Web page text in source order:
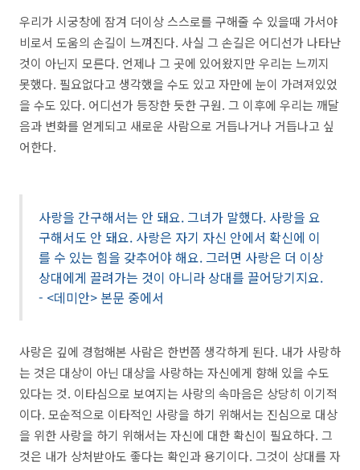
우리가 시궁창에 잠겨 더이상 스스로를 구해줄 수 있을때 가서야
비로서 도움의 손길이 느껴진다. 사실 그 손길은 어디선가 나타난
것이 아닌지 모른다. 언제나 그 곳에 있어왔지만 우리는 느끼지
못했다. 필요없다고 생각했을 수도 있고 자만에 눈이 가려져있었
을 수도 있다. 어디선가 등장한 듯한 구원. 그 이후에 우리는 깨달
음과 변화를 얻게되고 새로운 사람으로 거듭나거나 거듭나고 싶
어한다.
사랑을 간구해서는 안 돼요. 그녀가 말했다. 사랑을 요
구해서도 안 돼요. 사랑은 자기 자신 안에서 확신에 이
를 수 있는 힘을 갖추어야 해요. 그러면 사랑은 더 이상
상대에게 끌려가는 것이 아니라 상대를 끌어당기지요.
- <데미안> 본문 중에서
사랑은 깊에 경험해본 사람은 한번쯤 생각하게 된다. 내가 사랑하
는 것은 대상이 아닌 대상을 사랑하는 자신에게 향해 있을 수도
있다는 것. 이타심으로 보여지는 사랑의 속마음은 상당히 이기적
이다. 모순적으로 이타적인 사랑을 하기 위해서는 진심으로 대상
을 위한 사랑을 하기 위해서는 자신에 대한 확신이 필요하다. 그
것은 내가 상처받아도 좋다는 확인과 용기이다. 그것이 상대를 자